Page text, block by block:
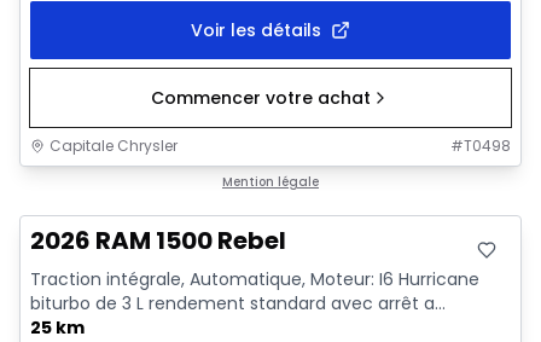
Voir les détails
Commencer votre achat
Capitale Chrysler #T0498
Mention légale
2026 RAM 1500 Rebel
Traction intégrale, Automatique, Moteur: I6 Hurricane
biturbo de 3 L rendement standard avec arrêt a...
25 km